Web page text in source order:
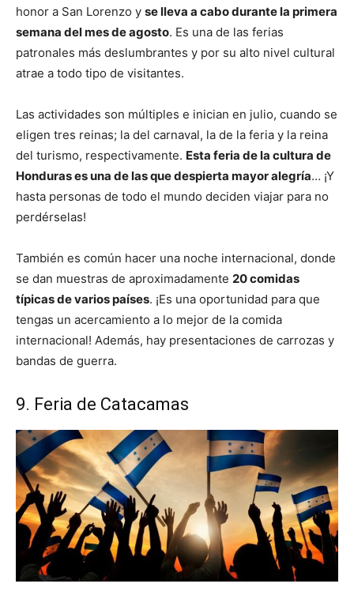
honor a San Lorenzo y se lleva a cabo durante la primera
semana del mes de agosto. Es una de las ferias
patronales más deslumbrantes y por su alto nivel cultural
atrae a todo tipo de visitantes.
Las actividades son múltiples e inician en julio, cuando se
eligen tres reinas; la del carnaval, la de la feria y la reina
del turismo, respectivamente. Esta feria de la cultura de
Honduras es una de las que despierta mayor alegría… ¡Y
hasta personas de todo el mundo deciden viajar para no
perdérselas!
También es común hacer una noche internacional, donde
se dan muestras de aproximadamente 20 comidas
típicas de varios países. ¡Es una oportunidad para que
tengas un acercamiento a lo mejor de la comida
internacional! Además, hay presentaciones de carrozas y
bandas de guerra.
9. Feria de Catacamas